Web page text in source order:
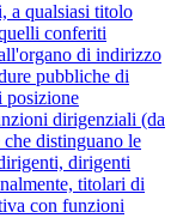
a qualsiasi titolo
conferiti
di indirizzo
pubbliche di
posizione
dirigenziali (da
distinguano le
dirigenti
titolari di
con funzioni